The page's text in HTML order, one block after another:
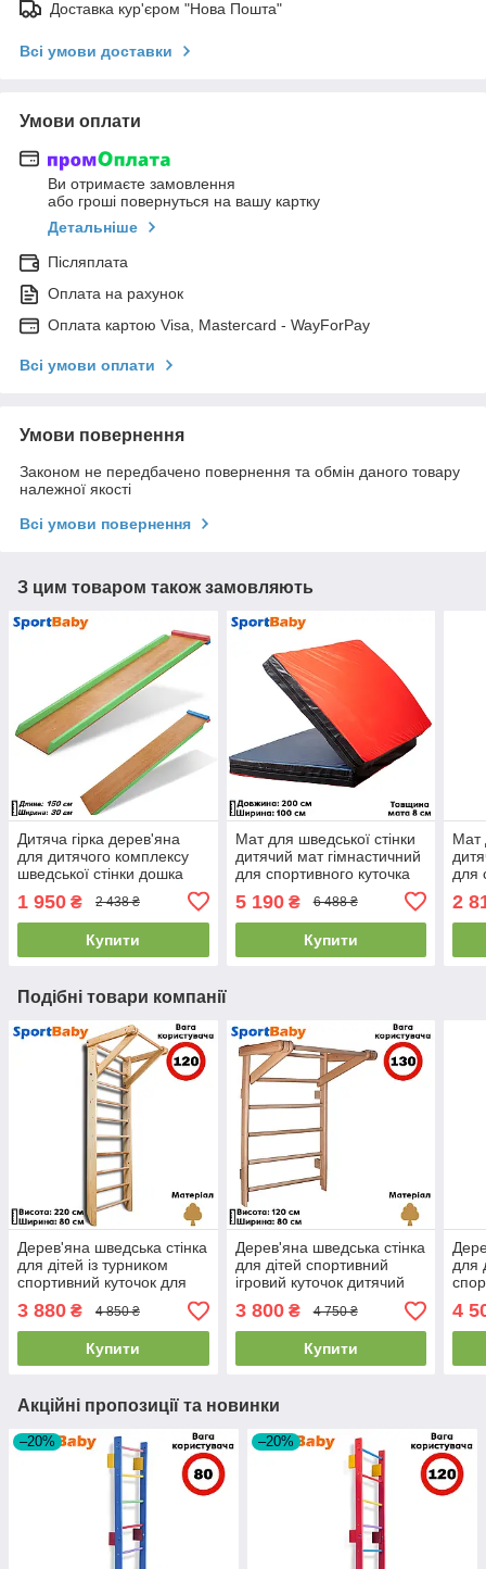
Доставка кур'єром "Нова Пошта"
Всі умови доставки
Умови оплати
Ви отримаєте замовлення
або гроші повернуться на вашу картку
Детальніше
Післяплата
Оплата на рахунок
Оплата картою Visa, Mastercard - WayForPay
Всі умови оплати
Умови повернення
Законом не передбачено повернення та обмін даного товару
належної якості
Всі умови повернення
З цим товаром також замовляють
Дитяча гірка дерев'яна
для дитячого комплексу
шведської стінки дошка
для преса SportBaby 2 в 1
(150x30см)
1 950 ₴ 2 438 ₴
Купити
Мат для шведської стінки
дитячий мат гімнастичний
для спортивного куточка
SportBaby «Книжка» 200 х
100 x 8 см
5 190₴ 6 488 ₴
Купити
Мат
для
х
2
Подібні товари компанії
Дерев'яна шведська стінка
для дітей із турником
спортивний куточок для
дітей SportBaby "Sport 1-
220"
3 880 ₴ 4 850 ₴
Купити
Дерев'яна шведська стінка
для дітей спортивний
ігровий куточок дитячий
SportBaby «Baby 0-120»
3 800₴ 4 750 ₴
Купити
для
4
Акційні пропозиції та новинки
–20% –20%